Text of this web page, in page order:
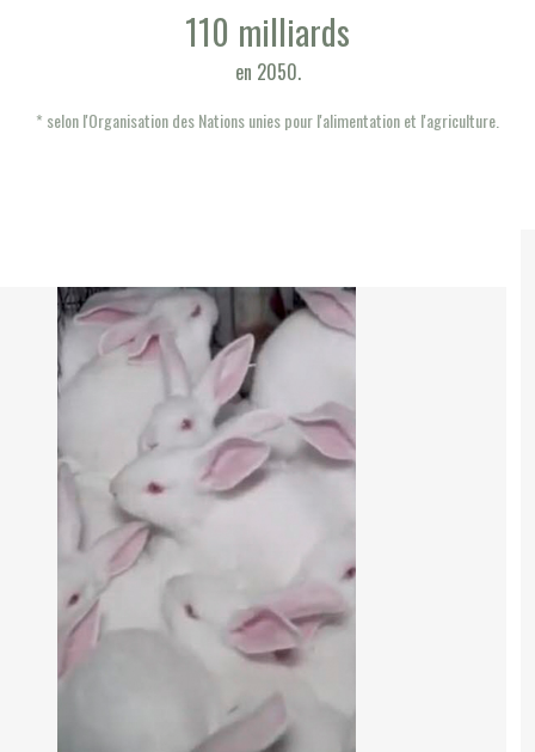
110 milliards
en 2050.
* selon l'Organisation des Nations unies pour l'alimentation et l'agriculture.